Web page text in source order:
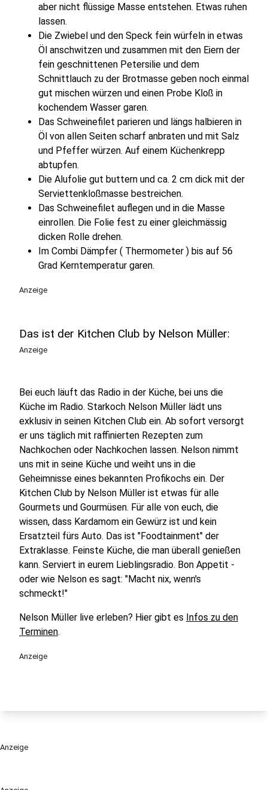
aber nicht flüssige Masse entstehen. Etwas ruhen
lassen.
Die Zwiebel und den Speck fein würfeln in etwas
Öl anschwitzen und zusammen mit den Eiern der
fein geschnittenen Petersilie und dem
Schnittlauch zu der Brotmasse geben noch einmal
gut mischen würzen und einen Probe Kloß in
kochendem Wasser garen.
Das Schweinefilet parieren und längs halbieren in
Öl von allen Seiten scharf anbraten und mit Salz
und Pfeffer würzen. Auf einem Küchenkrepp
abtupfen.
Die Alufolie gut buttern und ca. 2 cm dick mit der
Serviettenkloßmasse bestreichen.
Das Schweinefilet auflegen und in die Masse
einrollen. Die Folie fest zu einer gleichmässig
dicken Rolle drehen.
Im Combi Dämpfer ( Thermometer ) bis auf 56
Grad Kerntemperatur garen.
Anzeige
Das ist der Kitchen Club by Nelson Müller:
Anzeige
Bei euch läuft das Radio in der Küche, bei uns die
Küche im Radio. Starkoch Nelson Müller lädt uns
exklusiv in seinen Kitchen Club ein. Ab sofort versorgt
er uns täglich mit raffinierten Rezepten zum
Nachkochen oder Nachkochen lassen. Nelson nimmt
uns mit in seine Küche und weiht uns in die
Geheimnisse eines bekannten Profikochs ein. Der
Kitchen Club by Nelson Müller ist etwas für alle
Gourmets und Gourmüsen. Für alle von euch, die
wissen, dass Kardamom ein Gewürz ist und kein
Ersatzteil fürs Auto. Das ist "Foodtainment" der
Extraklasse. Feinste Küche, die man überall genießen
kann. Serviert in eurem Lieblingsradio. Bon Appetit -
oder wie Nelson es sagt: "Macht nix, wenn's
schmeckt!"
Nelson Müller live erleben? Hier gibt es Infos zu den
Terminen.
Anzeige
Anzeige